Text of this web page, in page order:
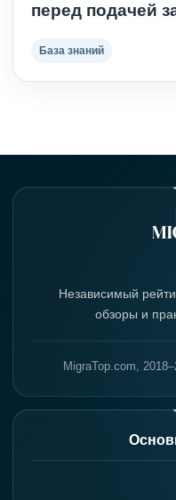
перед подачей
База знаний
Независимый
обзоры и
MigraTop.com,